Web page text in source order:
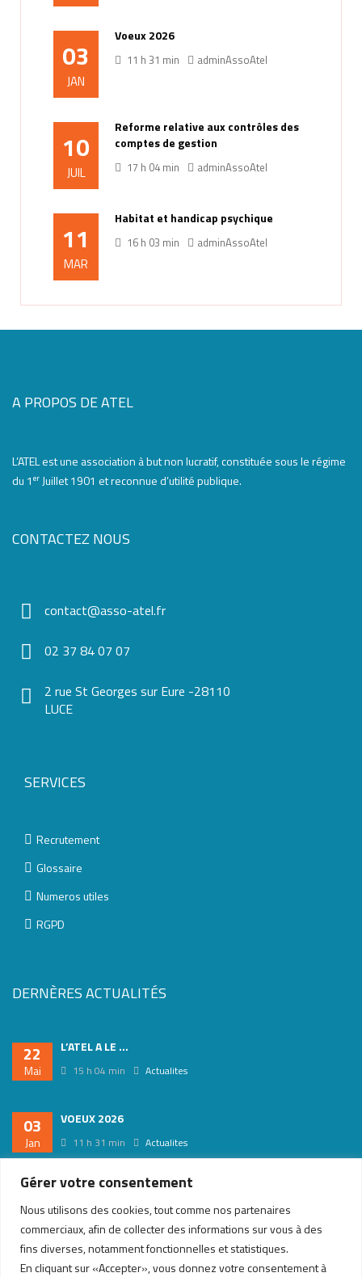
Gérer votre consentement
Nous utilisons des cookies, tout comme nos partenaires
commerciaux, afin de collecter des informations sur vous à des
fins diverses, notamment fonctionnelles et statistiques.
En cliquant sur «Accepter», vous donnez votre consentement à
03
JAN
Voeux 2026
11 h 31 min adminAssoAtel
10
JUIL
Reforme relative aux contrôles des
comptes de gestion
17 h 04 min adminAssoAtel
11
MAR
Habitat et handicap psychique
16 h 03 min adminAssoAtel
A PROPOS DE ATEL
L’ATEL est une association à but non lucratif, constituée sous le régime
du 1er Juillet 1901 et reconnue d’utilité publique.
CONTACTEZ NOUS
contact@asso-atel.fr
02 37 84 07 07
2 rue St Georges sur Eure -28110
LUCE
SERVICES
Recrutement
Glossaire
Numeros utiles
RGPD
DERNÈRES ACTUALITÉS
22
Mai
L’ATEL A LE ...
15 h 04 min Actualites
03
Jan
VOEUX 2026
11 h 31 min Actualites
Juil
REFORME RELATIVE AUX ...
17 h 04 min Actualites Veille juridique